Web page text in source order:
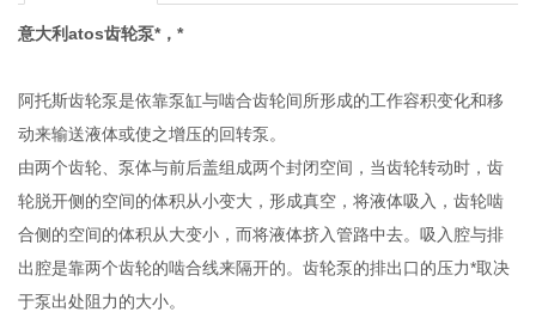
意大利atos齿轮泵*，*
阿托斯齿轮泵是依靠泵缸与啮合齿轮间所形成的工作容积变化和移
动来输送液体或使之增压的回转泵。
由两个齿轮、泵体与前后盖组成两个封闭空间，当齿轮转动时，齿
轮脱开侧的空间的体积从小变大，形成真空，将液体吸入，齿轮啮
合侧的空间的体积从大变小，而将液体挤入管路中去。吸入腔与排
出腔是靠两个齿轮的啮合线来隔开的。齿轮泵的排出口的压力*取决
于泵出处阻力的大小。